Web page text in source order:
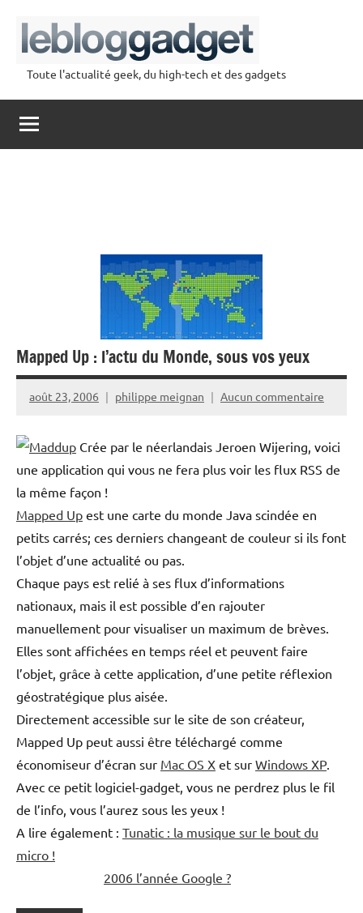
contenu
lebloggadget
Toute l'actualité geek, du high-tech et des gadgets
Mapped Up : l’actu du Monde, sous vos yeux
août 23, 2006 philippe meignan Aucun commentaire
Crée par le néerlandais Jeroen Wijering, voici
une application qui vous ne fera plus voir les flux RSS de
la même façon !
Mapped Up est une carte du monde Java scindée en
petits carrés; ces derniers changeant de couleur si ils font
l’objet d’une actualité ou pas.
Chaque pays est relié à ses flux d’informations
nationaux, mais il est possible d’en rajouter
manuellement pour visualiser un maximum de brèves.
Elles sont affichées en temps réel et peuvent faire
l’objet, grâce à cette application, d’une petite réflexion
géostratégique plus aisée.
Directement accessible sur le site de son créateur,
Mapped Up peut aussi être téléchargé comme
économiseur d’écran sur Mac OS X et sur Windows XP.
Avec ce petit logiciel-gadget, vous ne perdrez plus le fil
de l’info, vous l’aurez sous les yeux !
A lire également : Tunatic : la musique sur le bout du
micro !
2006 l’année Google ?